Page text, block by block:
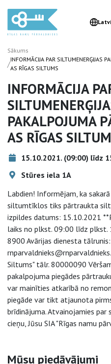
Sākums
/INFORMĀCIJA PAR SILTUMENERĢIJAS
AS RĪGAS SILTUMS
INFORMĀCIJA
PAKALPOJUMA
AS RĪGAS
15.10.2021. (09:00) līdz
Stūres iela 1A
Labdien! Informējam, ka
siltumtīklos tiks pārtraukta
izpildes datums: 15.10.2021
laiks no plkst. 09:00 līdz
8900 Avārijas dienesta
Siltums" tālr. 80000090
pakalpojuma piegādes
var mainīties atkarībā no
piegāde var tikt atjaunota
brīdinājuma. Atvainojamies
cieņu, Jūsu SIA "Rīgas namu
Sāna navigācija
Mūsu piedāvājumi